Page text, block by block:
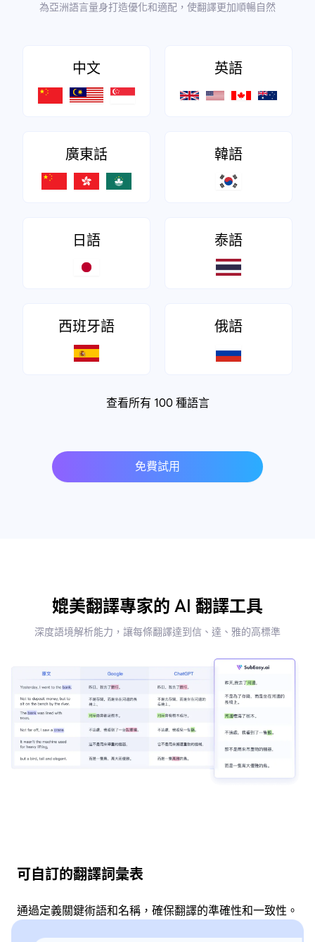
為亞洲語言量身打造優化和適配，使翻譯更加順暢自然
中文 英語
廣東話 韓語
日語 泰語
西班牙語 俄語
查看所有 100 種語言
免費試用
媲美翻譯專家的 AI 翻譯工具
深度語境解析能力，讓每條翻譯達到信、達、雅的高標準
可自訂的翻譯詞彙表
通過定義關鍵術語和名稱，確保翻譯的準確性和一致性。